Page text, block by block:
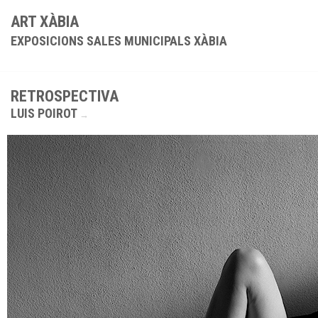
ART XÀBIA
EXPOSICIONS SALES MUNICIPALS XÀBIA
RETROSPECTIVA
LUIS POIROT